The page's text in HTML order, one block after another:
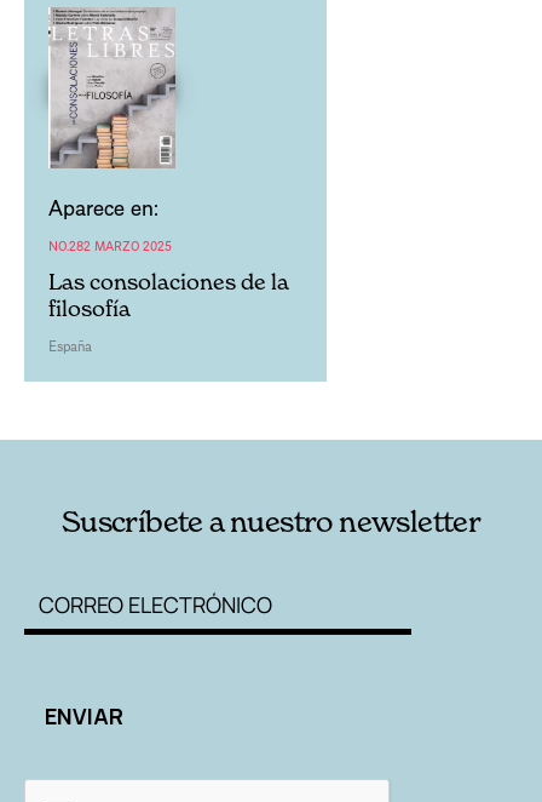
Aparece en:
NO.282 MARZO 2025
Las consolaciones de la
filosofía
España
Suscríbete a nuestro newsletter